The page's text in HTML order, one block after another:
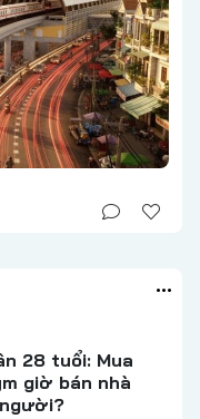
28 tuổi: Mua
giờ bán nhà